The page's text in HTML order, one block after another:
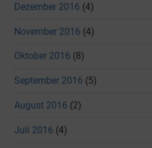
Dezember 2016 (4)
November 2016 (4)
Oktober 2016 (8)
September 2016 (5)
August 2016 (2)
Juli 2016 (4)